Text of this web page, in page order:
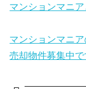
マンションマニ
マンションマニ
売却物件募集中